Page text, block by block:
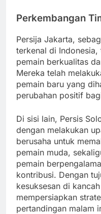
Perkembangan
Persija Jakarta,
terkenal di
pemain berkualitas
Mereka telah
pemain baru yang
perubahan positif
Di sisi lain, Persis
dengan melakukan
berusaha untuk
pemain muda,
pemain
kontribusi. Dengan
kesuksesan di
mempersiapkan
pertandingan malam